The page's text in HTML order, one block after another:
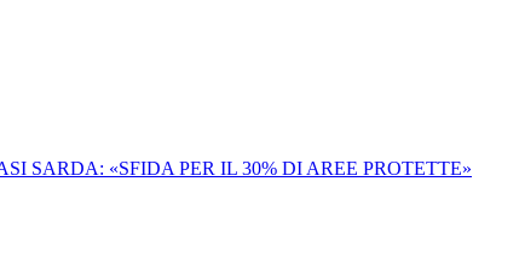
SARDA: «SFIDA PER IL 30% DI AREE PROTETTE»